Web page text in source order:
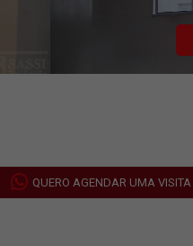
QUERO AGENDAR UMA VISITA